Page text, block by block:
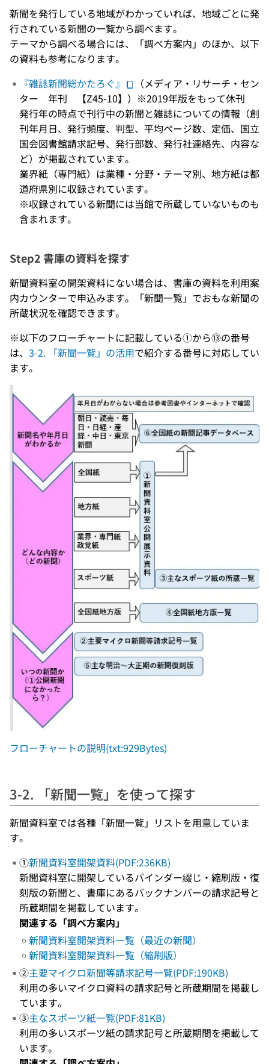
新聞を発行している地域がわかっていれば、地域ごとに発
行されている新聞の一覧から調べます。
テーマから調べる場合には、「調べ方案内」のほか、以下
の資料も参考になります。
『雑誌新聞総かたろぐ』
（メディア・リサーチ・セン
ター 年刊 【Z45-10】）※2019年版をもって休刊
発行年の時点で刊行中の新聞と雑誌についての情報（創
刊年月日、発行頻度、判型、平均ページ数、定価、国立
国会図書館請求記号、発行部数、発行社連絡先、内容な
ど）が掲載されています。
業界紙（専門紙）は業種・分野・テーマ別、地方紙は都
道府県別に収録されています。
※収録されている新聞には当館で所蔵していないものも
含まれます。
Step2 書庫の資料を探す
新聞資料室の開架資料にない場合は、書庫の資料を利用案
内カウンターで申込みます。「新聞一覧」でおもな新聞の
所蔵状況を確認できます。
※以下のフローチャートに記載している①から⑬の番号
は、 3-2. 「新聞一覧」の活用で紹介する番号に対応してい
ます。
フローチャートの説明(txt:929Bytes)
3-2. 「新聞一覧」を使って探す
新聞資料室では各種「新聞一覧」リストを用意していま
す。
①新聞資料室開架資料(PDF:236KB)
新聞資料室に開架しているバインダー綴じ・縮刷版・復
刻版の新聞と、書庫にあるバックナンバーの請求記号と
所蔵期間を掲載しています。
関連する「調べ方案内」
新聞資料室開架資料一覧（最近の新聞）
新聞資料室開架資料一覧（縮刷版）
②主要マイクロ新聞等請求記号一覧(PDF:190KB)
利用の多いマイクロ資料の請求記号と所蔵期間を掲載し
ています。
③主なスポーツ紙一覧(PDF:81KB)
利用の多いスポーツ紙の請求記号と所蔵期間を掲載して
います。